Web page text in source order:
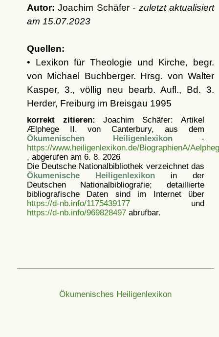
Autor: Joachim Schäfer - zuletzt aktualisiert
am 15.07.2023
Quellen:
• Lexikon für Theologie und Kirche, begr.
von Michael Buchberger. Hrsg. von Walter
Kasper, 3., völlig neu bearb. Aufl., Bd. 3.
Herder, Freiburg im Breisgau 1995
korrekt zitieren: Joachim Schäfer: Artikel
Ælphege II. von Canterbury, aus dem
Ökumenischen Heiligenlexikon -
https://www.heiligenlexikon.de/BiographienA/
, abgerufen am 6. 8. 2026
Die Deutsche Nationalbibliothek verzeichnet das
Ökumenische Heiligenlexikonin der
Deutschen Nationalbibliografie; detaillierte
bibliografische Daten sind im Internet über
https://d-nb.info/1175439177und
https://d-nb.info/969828497abrufbar.
Ökumenisches Heiligenlexikon